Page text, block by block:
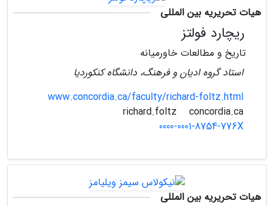
هیات تحریریه بین المللی
ریچارد فولتز
تاریخ و مطالعات خاورمیانه
استاد گروه ادیان و فرهنگ، دانشگاه کنکوردیا
www.concordia.ca/faculty/richard-foltz.html
concordia.ca
0000-0001-8754-776X
هیات تحریریه بین المللی